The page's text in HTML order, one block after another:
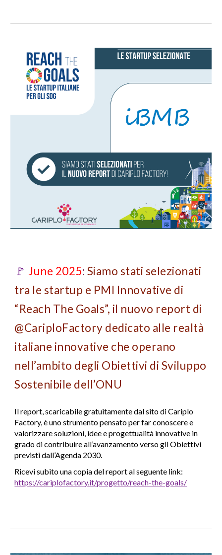
🚩 June 2025: Siamo stati selezionati
tra le startup e PMI Innovative di
“Reach The Goals”, il nuovo report di
@CariploFactory dedicato alle realtà
italiane innovative che operano
nell’ambito degli Obiettivi di Sviluppo
Sostenibile dell’ONU
Il report, scaricabile gratuitamente dal sito di Cariplo
Factory, è uno strumento pensato per far conoscere e
valorizzare soluzioni, idee e progettualità innovative in
grado di contribuire all’avanzamento verso gli Obiettivi
previsti dall’Agenda 2030.
Ricevi subito una copia del report al seguente link:
https://cariplofactory.it/progetto/reach-the-goals/